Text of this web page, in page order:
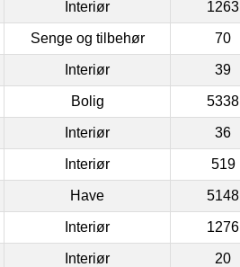
Interiør 1263
Senge og tilbehør 70
Interiør 39
Bolig 5338
Interiør 36
Interiør 519
Have 5148
Interiør 1276
Interiør 20